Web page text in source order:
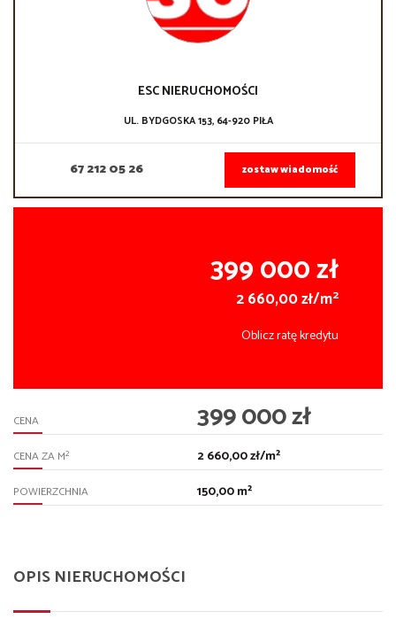
ESC NIERUCHOMOŚCI
UL. BYDGOSKA 153, 64-920 PIŁA
67 212 05 26 zostaw wiadomość
399 000 zł
2 660,00 zł/m2
Oblicz ratę kredytu
CENA 399 000 zł
CENA ZA M2 2 660,00 zł/m²
POWIERZCHNIA 150,00 m²
OPIS NIERUCHOMOŚCI